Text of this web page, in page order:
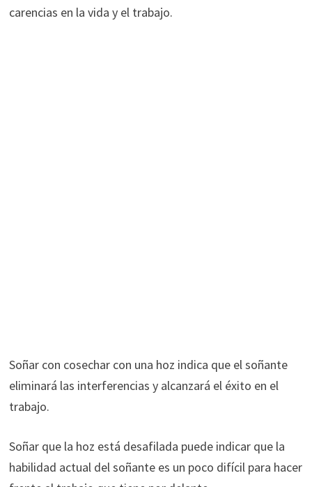
carencias en la vida y el trabajo.
Soñar con cosechar con una hoz indica que el soñante
eliminará las interferencias y alcanzará el éxito en el
trabajo.
Soñar que la hoz está desafilada puede indicar que la
habilidad actual del soñante es un poco difícil para hacer